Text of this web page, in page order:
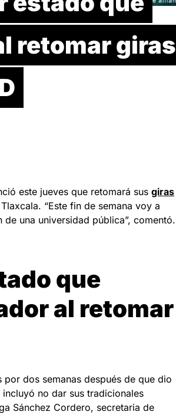
retomar giras
este jueves que retomará sus giras
“Este fin de semana voy a
una universidad pública”, comentó.
que
al retomar
dos semanas después de que dio
no dar sus tradicionales
Sánchez Cordero, secretaria de